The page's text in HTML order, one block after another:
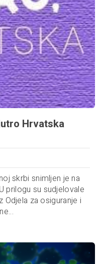
Hrvatska
skrbi snimljen je na
prilogu su sudjelovale
Odjela za osiguranje i